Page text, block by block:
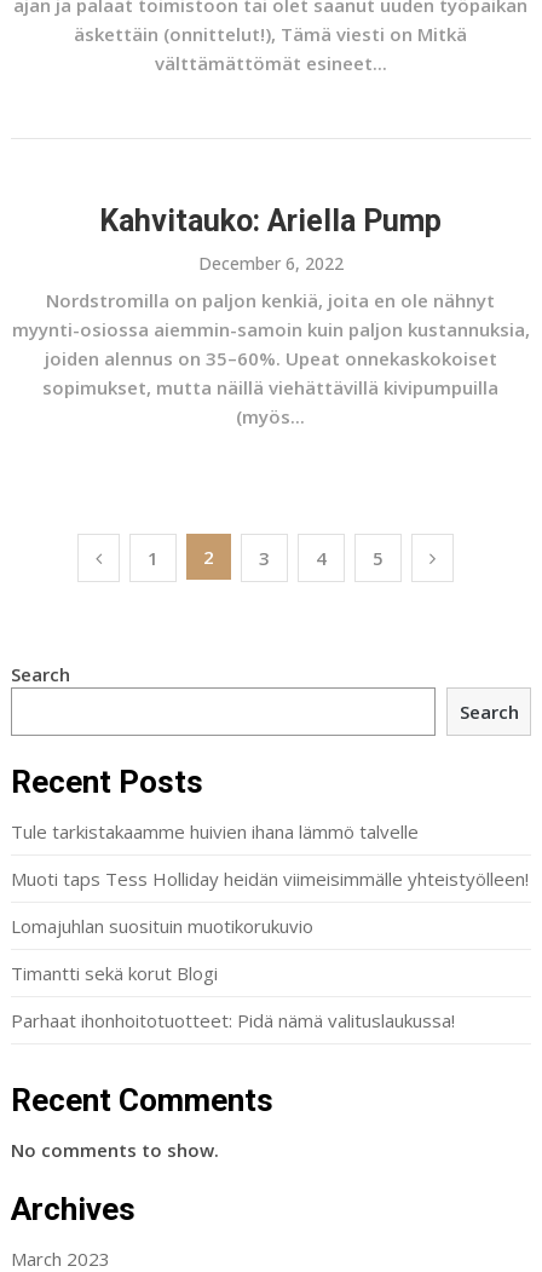
ajan ja palaat toimistoon tai olet saanut uuden työpaikan
äskettäin (onnittelut!), Tämä viesti on Mitkä
välttämättömät esineet...
Kahvitauko: Ariella Pump
December 6, 2022
Nordstromilla on paljon kenkiä, joita en ole nähnyt
myynti-osiossa aiemmin-samoin kuin paljon kustannuksia,
joiden alennus on 35–60%. Upeat onnekaskokoiset
sopimukset, mutta näillä viehättävillä kivipumpuilla
(myös...
1 2 3 4 5
Search
Search
Recent Posts
Tule tarkistakaamme huivien ihana lämmö talvelle
Muoti taps Tess Holliday heidän viimeisimmälle yhteistyölleen!
Lomajuhlan suosituin muotikorukuvio
Timantti sekä korut Blogi
Parhaat ihonhoitotuotteet: Pidä nämä valituslaukussa!
Recent Comments
No comments to show.
Archives
March 2023